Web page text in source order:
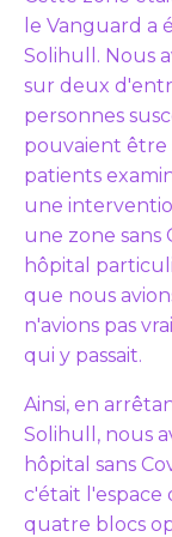
le Vanguard a
Solihull. Nous
sur deux
personnes
pouvaient être
patients
une
une zone sans
hôpital
que nous
n'avions pas
qui y passait.
Ainsi, en
Solihull, nous
hôpital sans
c'était l'espace
quatre blocs